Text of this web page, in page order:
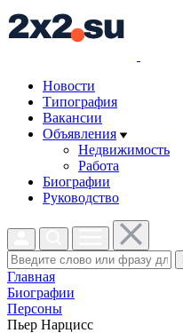
Новости
Типография
Вакансии
Объявления
Недвижимость
Работа
Биографии
Руководство
Главная
Биографии
Персоны
Пьер Нарцисс